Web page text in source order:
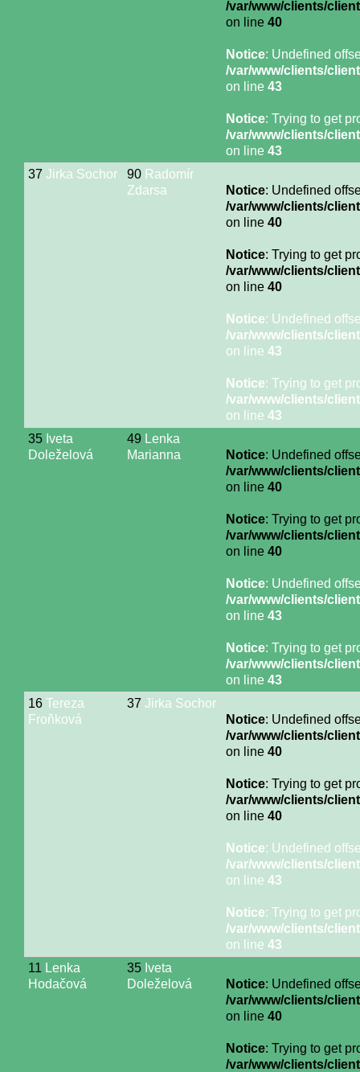
/var/www/clients/
on line 40
Notice: Undefined
/var/www/clients/
on line 43
Notice: Trying to get
/var/www/clients/
on line 43
37 Jirka Sochor 90 Radomír
Zdarsa
Notice: Undefined
/var/www/clients/
on line 40
Notice: Trying to get
/var/www/clients/
on line 40
Notice: Undefined
/var/www/clients/
on line 43
Notice: Trying to get
/var/www/clients/
on line 43
35 Iveta
Doleželová
49 Lenka
Marianna
Notice: Undefined
/var/www/clients/
on line 40
Notice: Trying to get
/var/www/clients/
on line 40
Notice: Undefined
/var/www/clients/
on line 43
Notice: Trying to get
/var/www/clients/
on line 43
16 Tereza
Froňková
37 Jirka Sochor
Notice: Undefined
/var/www/clients/
on line 40
Notice: Trying to get
/var/www/clients/
on line 40
Notice: Undefined
/var/www/clients/
on line 43
Notice: Trying to get
/var/www/clients/
on line 43
11 Lenka
Hodačová
35 Iveta
Doleželová
Notice: Undefined
/var/www/clients/
on line 40
Notice: Trying to get
/var/www/clients/